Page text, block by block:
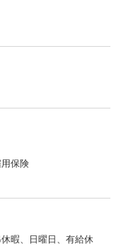
保険
暇、日曜日、有給休